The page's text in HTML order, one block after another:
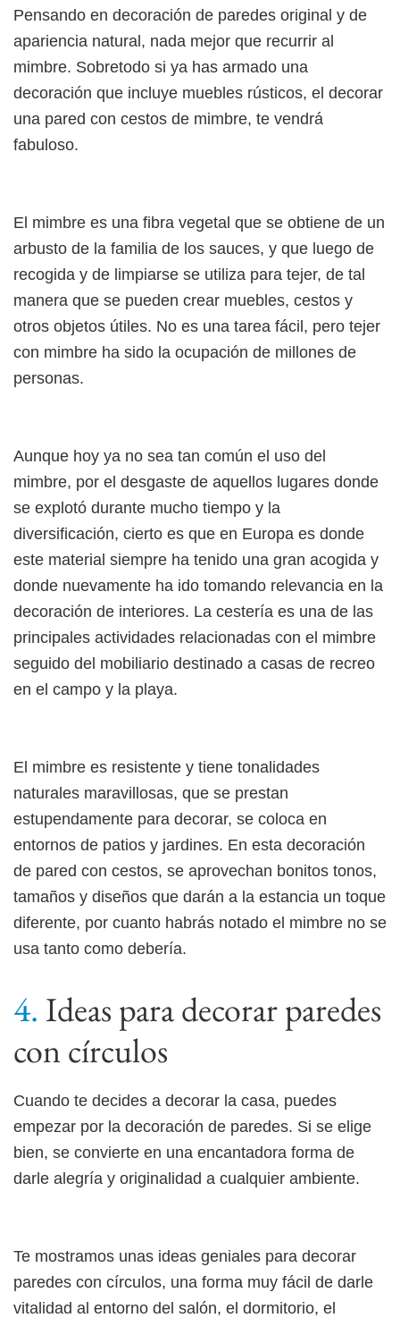
Pensando en decoración de paredes original y de
apariencia natural, nada mejor que recurrir al
mimbre. Sobretodo si ya has armado una
decoración que incluye muebles rústicos, el decorar
una pared con cestos de mimbre, te vendrá
fabuloso.
El mimbre es una fibra vegetal que se obtiene de un
arbusto de la familia de los sauces, y que luego de
recogida y de limpiarse se utiliza para tejer, de tal
manera que se pueden crear muebles, cestos y
otros objetos útiles. No es una tarea fácil, pero tejer
con mimbre ha sido la ocupación de millones de
personas.
Aunque hoy ya no sea tan común el uso del
mimbre, por el desgaste de aquellos lugares donde
se explotó durante mucho tiempo y la
diversificación, cierto es que en Europa es donde
este material siempre ha tenido una gran acogida y
donde nuevamente ha ido tomando relevancia en la
decoración de interiores. La cestería es una de las
principales actividades relacionadas con el mimbre
seguido del mobiliario destinado a casas de recreo
en el campo y la playa.
El mimbre es resistente y tiene tonalidades
naturales maravillosas, que se prestan
estupendamente para decorar, se coloca en
entornos de patios y jardines. En esta decoración
de pared con cestos, se aprovechan bonitos tonos,
tamaños y diseños que darán a la estancia un toque
diferente, por cuanto habrás notado el mimbre no se
usa tanto como debería.
Ideas para decorar paredes
con círculos
Cuando te decides a decorar la casa, puedes
empezar por la decoración de paredes. Si se elige
bien, se convierte en una encantadora forma de
darle alegría y originalidad a cualquier ambiente.
Te mostramos unas ideas geniales para decorar
paredes con círculos, una forma muy fácil de darle
vitalidad al entorno del salón, el dormitorio, el